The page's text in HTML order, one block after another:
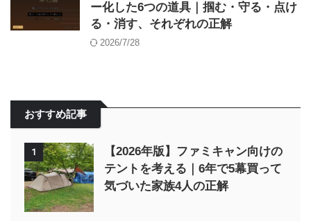
ー化した6つの道具｜掴む・守る・点け
る・消す、それぞれの正解
2026/7/28
おすすめ記事
1
【2026年版】ファミキャン向けの
テントを考える｜6年で5幕買って
気づいた家族4人の正解